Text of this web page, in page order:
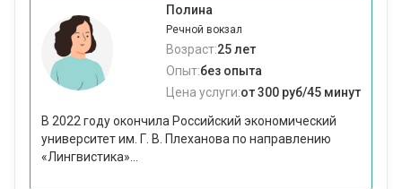
Полина
Речной вокзал
Возраст:25 лет
Опыт:без опыта
Цена услуги:от 300 руб/45 минут
В 2022 году окончила Российский экономический
университет им. Г. В. Плеханова по направлению
«Лингвистика»...